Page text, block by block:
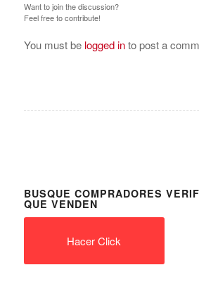
Want to join the discussion?
Feel free to contribute!
You must be logged into post a
BUSQUE COMPRADORES
QUE VENDEN
Hacer Click